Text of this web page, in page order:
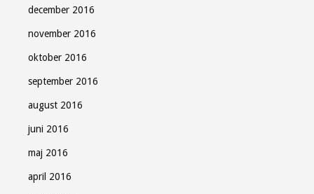
december 2016
november 2016
oktober 2016
september 2016
august 2016
juni 2016
maj 2016
april 2016